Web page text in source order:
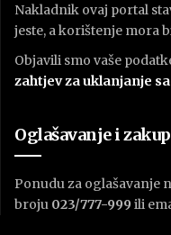
Nakladnik ovaj portal
jeste, a korištenje mora
Objavili smo vaše
zahtjev za uklanjanje
Oglašavanje i
Ponudu za oglašavanje
broju 023/777-999 ili